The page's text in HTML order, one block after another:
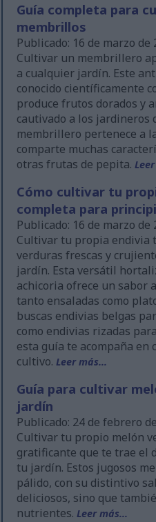
Guía completa para
membrillos
Publicado: 16 de marzo de
Cultivar un membrillero
a cualquier jardín. Este
conocido científicamente
produce frutos dorados y
cautivado a los jardineros
membrillero pertenece a
comparte muchas
otras frutas de pepita.
Cómo cultivar tu
completa para
Publicado: 16 de marzo de
Cultivar tu propia endivia
verduras frescas y
jardín. Esta versátil
achicoria ofrece un sabor
tanto ensaladas como
buscas endivias belgas
como endivias rizadas
esta guía te acompaña en
cultivo.Leer más...
Guía para cultivar
jardín
Publicado: 24 de febrero
Cultivar tu propio melón
gratificante que te trae el
tu jardín. Estos jugosos
pálido, con su distintivo
deliciosos, sino que
nutrientes.Leer más...